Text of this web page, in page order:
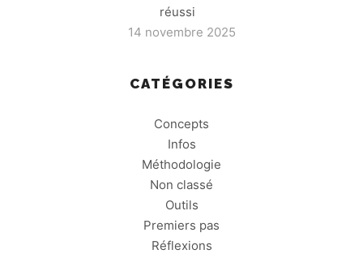
réussi
14 novembre 2025
CATÉGORIES
Concepts
Infos
Méthodologie
Non classé
Outils
Premiers pas
Réflexions